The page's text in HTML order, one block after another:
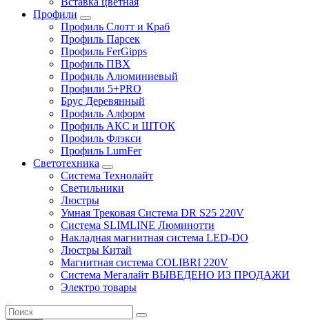
Профили
Профиль Слотт и Краб
Профиль Парсек
Профиль FerGipps
Профиль ПВХ
Профиль Алюминиевый
Профили 5+PRO
Брус Деревянный
Профиль Алформ
Профиль АКС и ШТОК
Профиль Флэкси
Профиль LumFer
Светотехника
Система Технолайт
Светильники
Люстры
Умная Трековая Система DR S25 220V
Система SLIMLINE Люминотти
Накладная магнитная система LED-DO
Люстры Китай
Магнитная система COLIBRI 220V
Система Мегалайт ВЫВЕДЕНО ИЗ ПРОДАЖИ
Электро товары